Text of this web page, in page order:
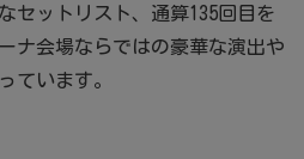
セットリスト、通算135回目を
ナ会場ならではの豪華な演出や
ています。